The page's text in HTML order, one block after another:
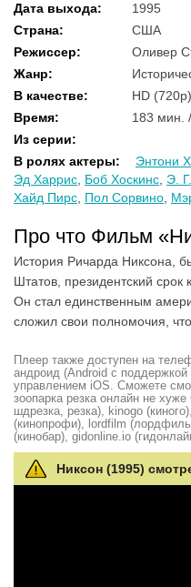
Дата выхода:
1995
Страна:
США
Режиссер:
Оливер
Жанр:
В качестве:
HD (720p)
Время:
183 мин.
Из серии:
В ролях актеры: Энтони
Эд Харрис Боб Хоскинс Э.
Хайд Пирс Пол Сорвино
Про что Фильм
История Ричарда Никсона,
Штатов, президентский срок
Он стал единственным
сложил свои полномочия,
Плеер также доступен на
андроид (Android с
управлением iOS. Сможете
зоопарка резка онлайн не
шдрезка, резка), kinogo
(кинопрофи), lordfilm
(кинобар), gidonline.io
Никсон (1995)